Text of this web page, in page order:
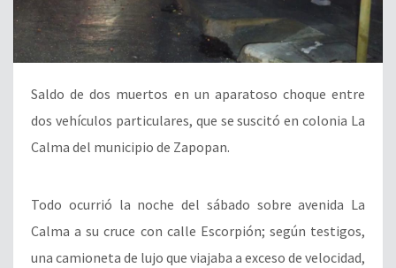
Saldo de dos muertos en un aparatoso choque entre
dos vehículos particulares, que se suscitó en colonia La
Calma del municipio de Zapopan.
Todo ocurrió la noche del sábado sobre avenida La
Calma a su cruce con calle Escorpión; según testigos,
una camioneta de lujo que viajaba a exceso de velocidad,